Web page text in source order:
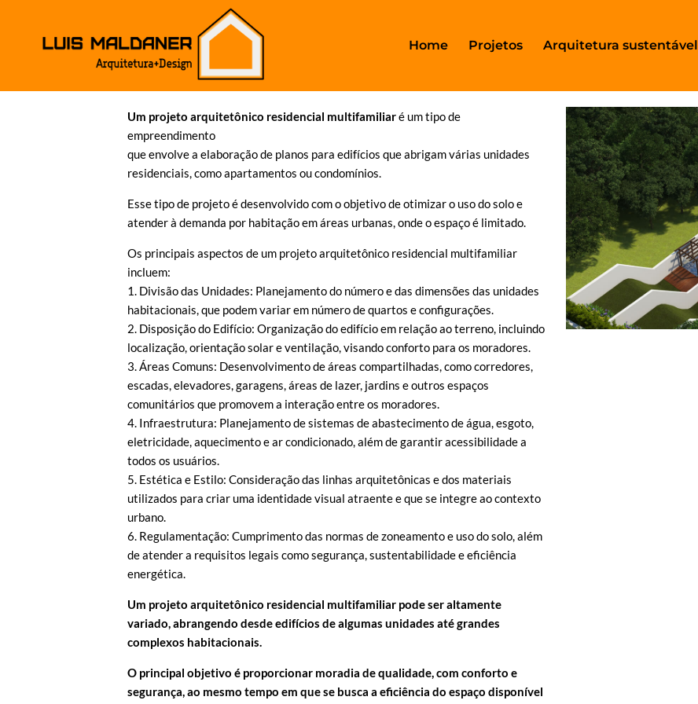
Home Projetos Arquitetura sustentável
Um projeto arquitetônico residencial multifamiliaré um tipo de
empreendimento
que envolve a elaboração de planos para edifícios que abrigam várias unidades
residenciais, como apartamentos ou condomínios.
Esse tipo de projeto édesenvolvido com o objetivo de otimizar o uso do solo e
atender à demanda por habitação em áreas urbanas, onde o espaço é limitado.
Os principais aspectos de um projeto arquitetônico residencial multifamiliar
incluem:
1. Divisão das Unidades: Planejamento do número e das dimensões das unidades
habitacionais, que podem variar em número de quartos e configurações.
2. Disposição do Edifício: Organização do edifício em relação ao terreno, incluindo
localização, orientação solar e ventilação, visando conforto para os moradores.
3. Áreas Comuns: Desenvolvimento de áreas compartilhadas, como corredores,
escadas, elevadores, garagens, áreas de lazer, jardins e outros espaços
comunitários que promovem a interação entre os moradores.
4. Infraestrutura: Planejamento de sistemas de abastecimento de água, esgoto,
eletricidade, aquecimento e ar condicionado, além de garantir acessibilidade a
todos os usuários.
5. Estética e Estilo: Consideração das linhas arquitetônicas e dos materiais
utilizados para criar uma identidade visual atraente e que se integre ao contexto
urbano.
6. Regulamentação: Cumprimento das normas de zoneamento e uso do solo, além
de atender a requisitos legais como segurança, sustentabilidade e eficiência
energética.
Um projeto arquitetônico residencial multifamiliar pode ser altamente
variado,abrangendo desde edifícios de algumas unidades até grandes
complexos habitacionais.
O principal objetivo é proporcionar moradia de qualidade, com conforto e
segurança, ao mesmo tempo em que se busca a eficiência do espaço disponível